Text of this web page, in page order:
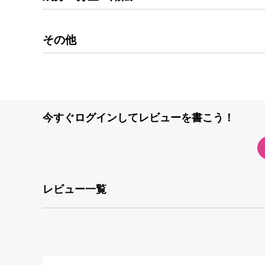
その他
今すぐログインしてレビューを書こう！
レビュー一覧